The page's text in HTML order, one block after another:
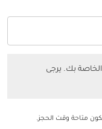
بك. يرجى